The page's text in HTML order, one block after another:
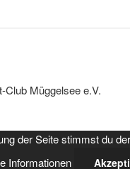
Müggelsee e.V.
der Seite stimmst du
Informationen